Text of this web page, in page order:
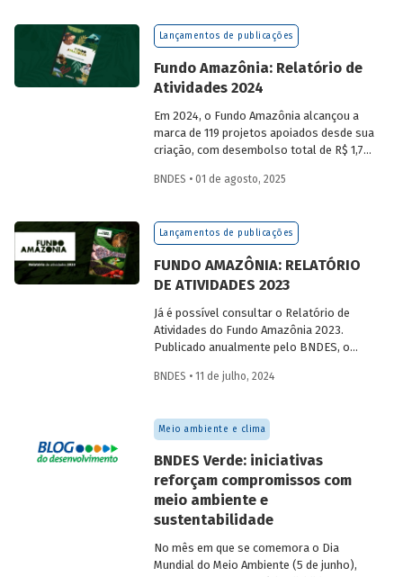
bilhões, além de R$ 387 milhões
desembolsados. Ainda no período, foram
Lançamentos de publicações
Fundo Amazônia: Relatório de
Atividades 2024
Em 2024, o Fundo Amazônia alcançou a
marca de 119 projetos apoiados desde sua
criação, com desembolso total de R$ 1,76
sua atuação e os projetos estão reunidas
BNDES • 01 de agosto, 2025
Lançamentos de publicações
FUNDO AMAZÔNIA: RELATÓRIO
DE ATIVIDADES 2023
Já é possível consultar o Relatório de
Atividades do Fundo Amazônia 2023.
Publicado anualmente pelo BNDES, o
transparência e de prestação de contas
BNDES • 11 de julho, 2024
Meio ambiente e clima
BNDES Verde: iniciativas
reforçam compromissos com
meio ambiente e
sustentabilidade
No mês em que se comemora o Dia
Mundial do Meio Ambiente (5 de junho),